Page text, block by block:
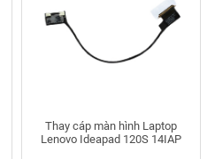
Thay cáp màn hình Laptop
Lenovo Ideapad 120S 14IAP